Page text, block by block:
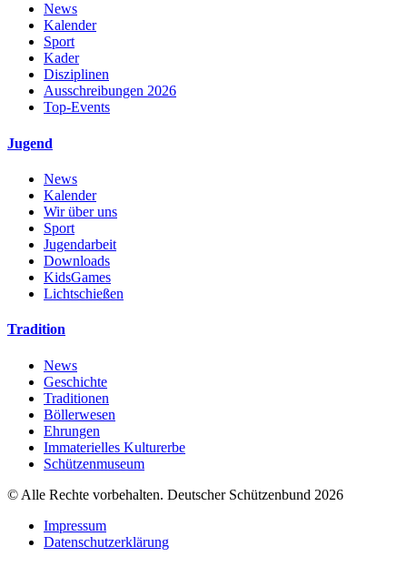
News
Kalender
Sport
Kader
Disziplinen
Ausschreibungen 2026
Top-Events
Jugend
News
Kalender
Wir über uns
Sport
Jugendarbeit
Downloads
KidsGames
Lichtschießen
Tradition
News
Geschichte
Traditionen
Böllerwesen
Ehrungen
Immaterielles Kulturerbe
Schützenmuseum
© Alle Rechte vorbehalten. Deutscher Schützenbund 2026
Impressum
Datenschutzerklärung